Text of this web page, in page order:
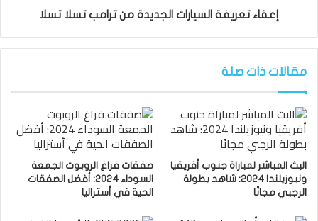
إعفاء تعريفة السيارات الجديدة من ترامب تسلا تسلا
مقالات ذات صلة
البث المباشر لمباراة جنوب أفريقيا
ونيوزيلندا 2024: شاهد بطولة
الرجبي مجانًا
صفقات فراغ الروبوت الجمعة
السوداء 2024: أفضل الصفقات
الحية في أستراليا